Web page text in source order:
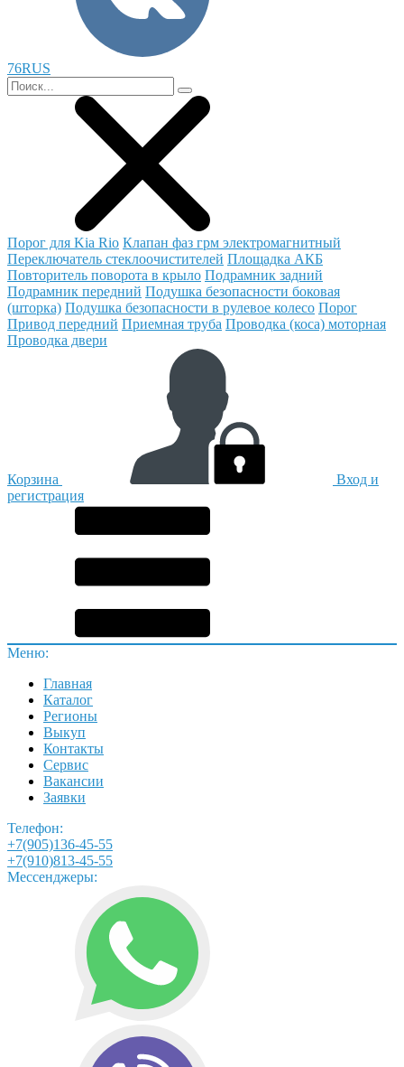
76RUS
Порог для Kia Rio Клапан фаз грм электромагнитный
Переключатель стеклоочистителей Площадка АКБ
Повторитель поворота в крыло Подрамник задний
Подрамник передний Подушка безопасности боковая
(шторка) Подушка безопасности в рулевое колесо Порог
Привод передний Приемная труба Проводка (коса) моторная
Проводка двери
Корзина
Вход и
регистрация
Меню:
Главная
Каталог
Регионы
Выкуп
Контакты
Сервис
Вакансии
Заявки
Телефон:
+7(905)136-45-55
+7(910)813-45-55
Мессенджеры: